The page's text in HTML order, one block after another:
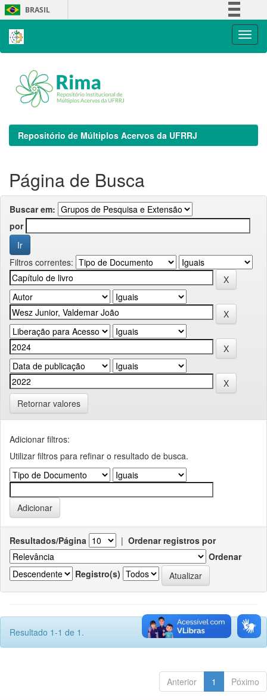
Skip
navigation
BRASIL
Repositório de Múltiplos Acervos da UFRRJ
Página de Busca
Buscar em:
por
Filtros correntes:
Retornar valores
Adicionar filtros:
Utilizar filtros para refinar o resultado de busca.
Resultados/Página | Ordenar registros por
Ordenar
Registro(s)
Resultado 1-1 de 1.
Anterior 1 Póximo